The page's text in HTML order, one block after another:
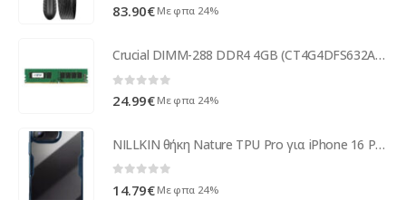
83.90€ Με φπα 24%
Crucial DIMM-288 DDR4 4GB (CT4G4DFS632A) Micron CT4G4DFS632A
24.99€ Με φπα 24%
NILLKIN θήκη Nature TPU Pro για iPhone 16 Pro Max, διάφανη-μπλε
14.79€ Με φπα 24%